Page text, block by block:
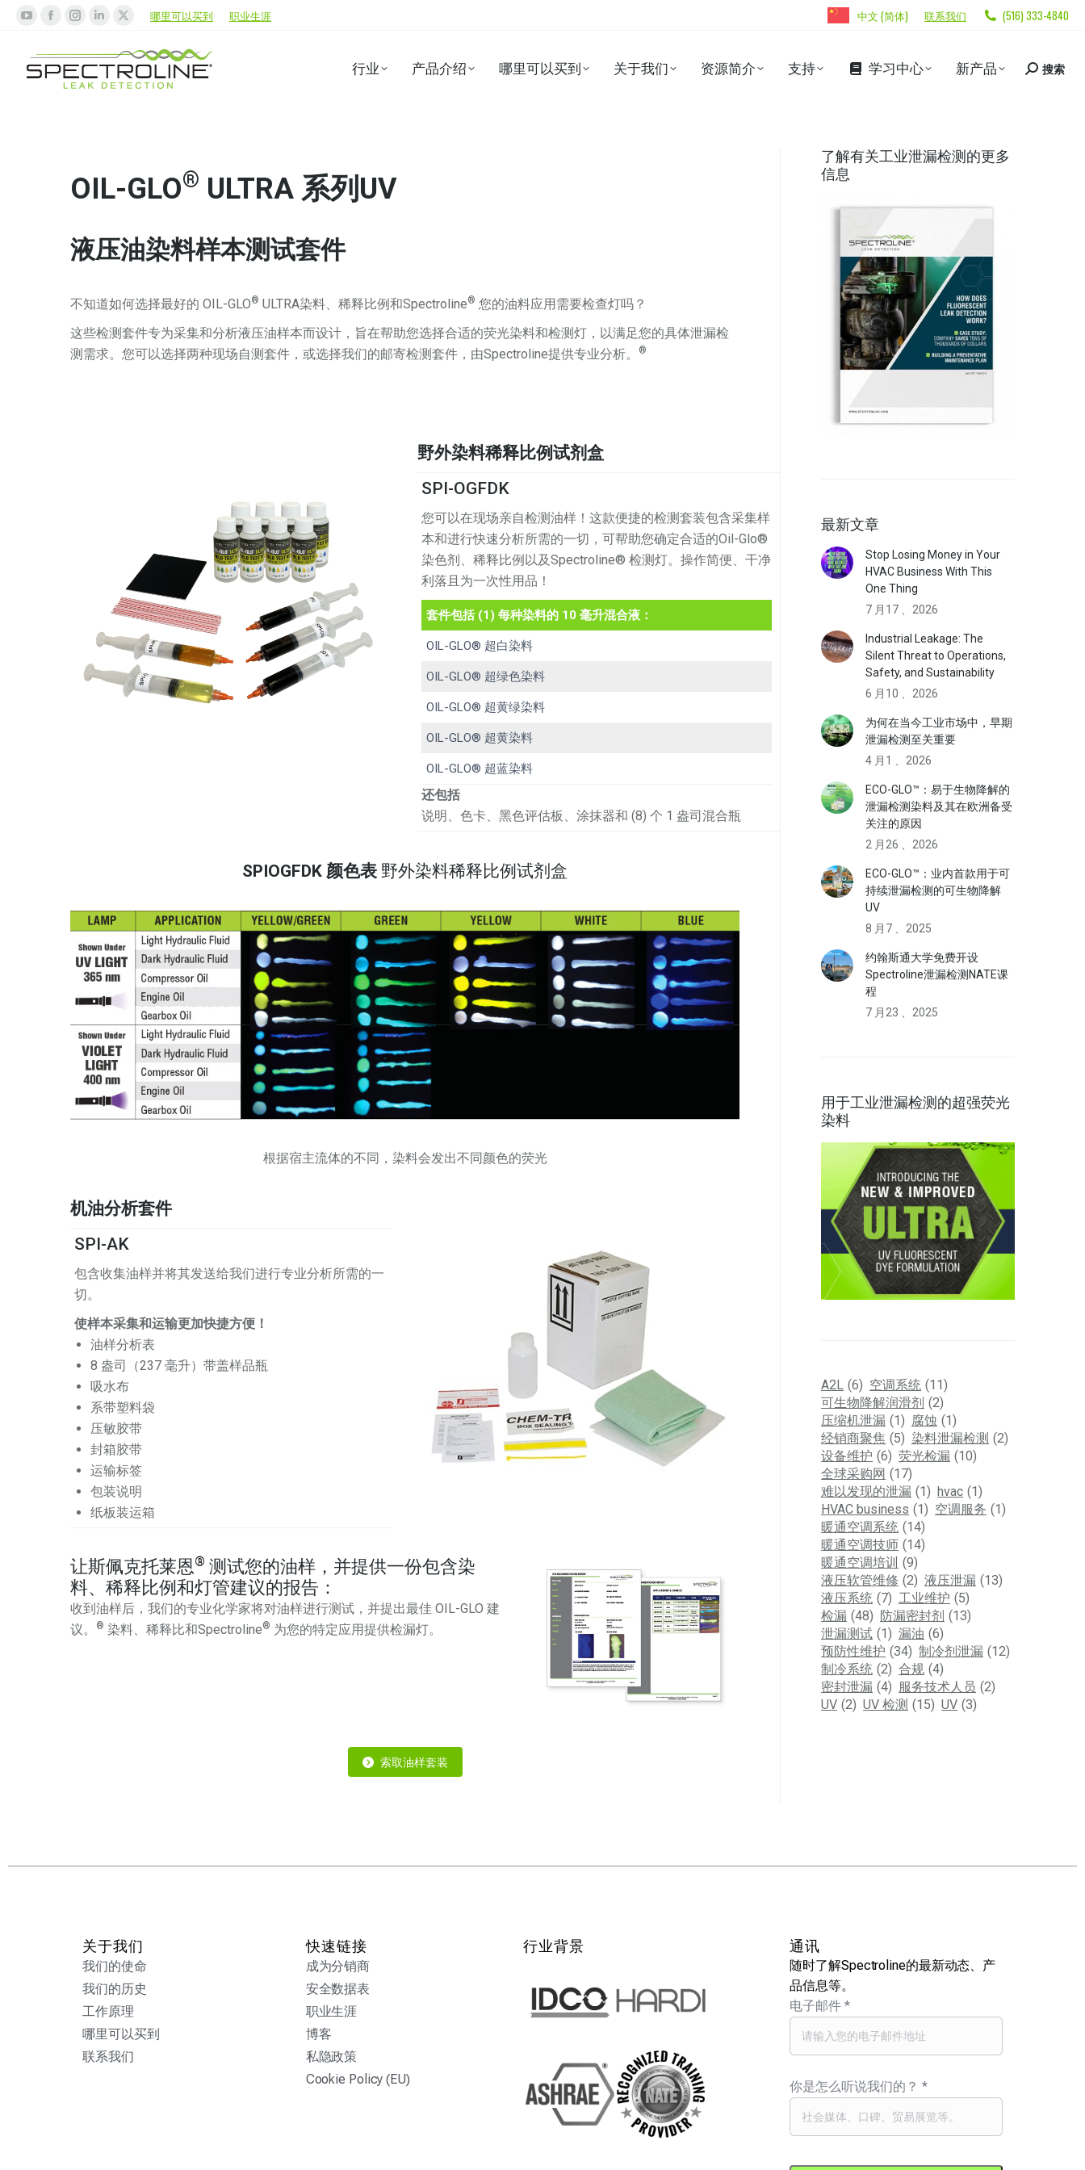
哪里可以买到 职业生涯 中文 (简体) 联系我们 (516) 333-4840
行业 产品介绍 哪里可以买到 关于我们 资源简介 支持 学习中心 新产品 搜索
OIL-GLO® ULTRA 系列UV
液压油染料样本测试套件
不知道如何选择最好的 OIL-GLO® ULTRA染料、稀释比例和Spectroline® 您的油料应用需要检查灯吗？
这些检测套件专为采集和分析液压油样本而设计，旨在帮助您选择合适的荧光染料和检测灯，以满足您的具体泄漏检
测需求。您可以选择两种现场自测套件，或选择我们的邮寄检测套件，由Spectroline提供专业分析。
®
野外染料稀释比例试剂盒
SPI-OGFDK
您可以在现场亲自检测油样！这款便捷的检测套装包含采集样
本和进行快速分析所需的一切，可帮助您确定合适的Oil-Glo®
染色剂、稀释比例以及Spectroline® 检测灯。操作简便、干净
利落且为一次性用品！
套件包括 (1) 每种染料的 10 毫升混合液：
OIL-GLO® 超白染料
OIL-GLO® 超绿色染料
OIL-GLO® 超黄绿染料
OIL-GLO® 超黄染料
OIL-GLO® 超蓝染料
还包括
说明、色卡、黑色评估板、涂抹器和 (8) 个 1 盎司混合瓶
SPIOGFDK 颜色表 野外染料稀释比例试剂盒
根据宿主流体的不同，染料会发出不同颜色的荧光
机油分析套件
SPI-AK
包含收集油样并将其发送给我们进行专业分析所需的一
切。
使样本采集和运输更加快捷方便！
油样分析表
8 盎司（237 毫升）带盖样品瓶
吸水布
系带塑料袋
压敏胶带
封箱胶带
运输标签
包装说明
纸板装运箱
让斯佩克托莱恩® 测试您的油样，并提供一份包含染
料、稀释比例和灯管建议的报告：
收到油样后，我们的专业化学家将对油样进行测试，并提出最佳 OIL-GLO 建
议。
® 染料、稀释比和Spectroline® 为您的特定应用提供检漏灯。
索取油样套装
了解有关工业泄漏检测的更多
信息
最新文章
Stop Losing Money in Your
HVAC Business With This
One Thing
7 月17 、2026
Industrial Leakage: The
Silent Threat to Operations,
Safety, and Sustainability
6 月10 、2026
为何在当今工业市场中，早期
泄漏检测至关重要
4 月1 、2026
ECO-GLO™：易于生物降解的
泄漏检测染料及其在欧洲备受
关注的原因
2 月26 、2026
ECO-GLO™：业内首款用于可
持续泄漏检测的可生物降解
UV
8 月7 、2025
约翰斯通大学免费开设
Spectroline泄漏检测NATE课
程
7 月23 、2025
用于工业泄漏检测的超强荧光
染料
A2L (6) 空调系统 (11)
可生物降解润滑剂 (2)
压缩机泄漏 (1) 腐蚀 (1)
经销商聚焦 (5) 染料泄漏检测 (2)
设备维护 (6) 荧光检漏 (10)
全球采购网 (17)
难以发现的泄漏 (1) hvac (1)
HVAC business (1) 空调服务 (1)
暖通空调系统 (14)
暖通空调技师 (14)
暖通空调培训 (9)
液压软管维修 (2) 液压泄漏 (13)
液压系统 (7) 工业维护 (5)
检漏 (48) 防漏密封剂 (13)
泄漏测试 (1) 漏油 (6)
预防性维护 (34) 制冷剂泄漏 (12)
制冷系统 (2) 合规 (4)
密封泄漏 (4) 服务技术人员 (2)
UV (2) UV 检测 (15) UV (3)
关于我们
我们的使命
我们的历史
工作原理
哪里可以买到
联系我们
快速链接
成为分销商
安全数据表
职业生涯
博客
私隐政策
Cookie Policy (EU)
行业背景 通讯
随时了解Spectroline的最新动态、产
品信息等。
电子邮件*
你是怎么听说我们的？*